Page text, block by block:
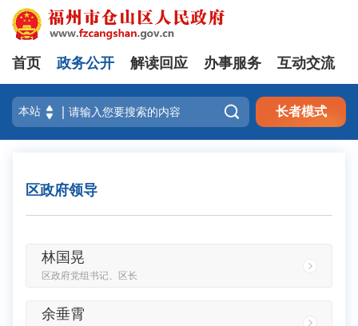
首页 政务公开 解读回应 办事服务 互动交流
 长者模式
区政府领导
林国晃
区政府党组书记、区长
余垂霄